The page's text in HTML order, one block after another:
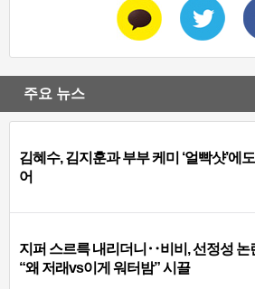
주요 뉴스
김혜수, 김지훈과 부부 케미 ‘얼빡샷’에
어
지퍼 스르륵 내리더니‥비비, 선정성 논
“왜 저래vs이게 워터밤” 시끌